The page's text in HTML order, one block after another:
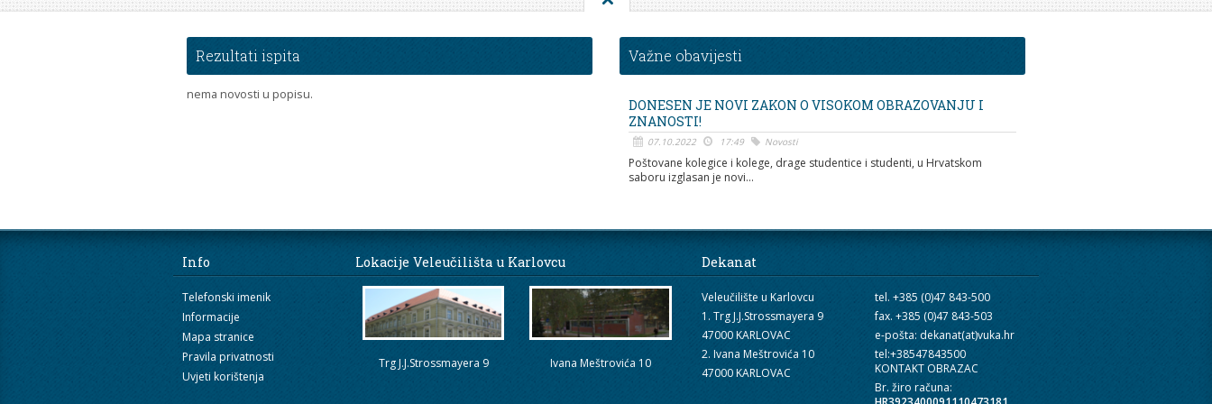
[više]
Rezultati ispita
nema novosti u popisu.
Važne obavijesti
DONESEN JE NOVI ZAKON O VISOKOM OBRAZOVANJU I
ZNANOSTI!
07.10.2022 17:49 Novosti
Poštovane kolegice i kolege, drage studentice i studenti, u Hrvatskom
saboru izglasan je novi...
Info
Telefonski imenik
Informacije
Mapa stranice
Pravila privatnosti
Uvjeti korištenja
Lokacije Veleučilišta u Karlovcu
Trg J.J.Strossmayera 9 Ivana Meštrovića 10
Dekanat
Veleučilište u Karlovcu
1. Trg J.J.Strossmayera 9
47000 KARLOVAC
2. Ivana Meštrovića 10
47000 KARLOVAC
tel. +385 (0)47 843-500
fax. +385 (0)47 843-503
e-pošta: dekanat(at)vuka.hr
tel:+38547843500
KONTAKT OBRAZAC
Br. žiro računa: